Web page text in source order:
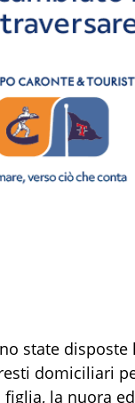
state
domiciliari
la nuora